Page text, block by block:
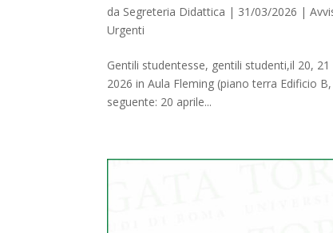
da Segreteria Didattica | 31/03/2026 |
Urgenti
Gentili studentesse, gentili studenti,il 20,
2026 in Aula Fleming (piano terra Edificio
seguente: 20 aprile...